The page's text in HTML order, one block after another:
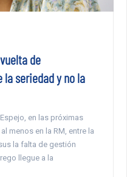
de
la seriedad y no la
en las próximas
menos en la RM, entre la
la falta de gestión
llegue a la